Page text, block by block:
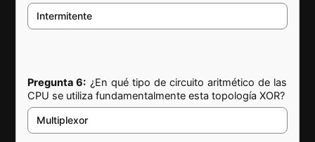
Intermitente
Pregunta 6: ¿En qué tipo de circuito aritmético de las
CPU se utiliza fundamentalmente esta topología XOR?
Multiplexor